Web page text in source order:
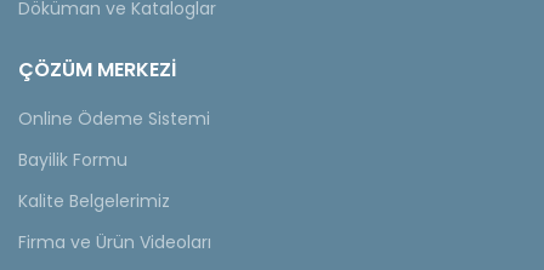
Döküman ve Kataloglar
ÇÖZÜM MERKEZİ
Online Ödeme Sistemi
Bayilik Formu
Kalite Belgelerimiz
Firma ve Ürün Videoları